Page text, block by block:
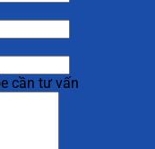
cần tư vấn